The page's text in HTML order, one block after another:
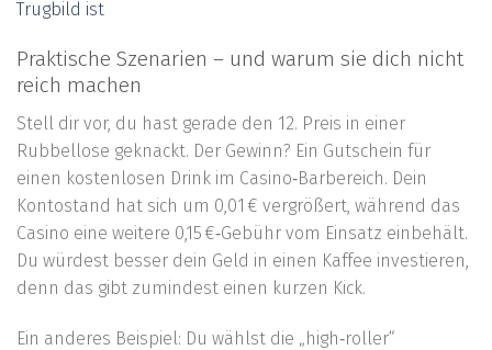
Trugbild ist
Praktische Szenarien – und warum sie dich nicht
reich machen
Stell dir vor, du hast gerade den 12. Preis in einer
Rubbellose geknackt. Der Gewinn? Ein Gutschein für
einen kostenlosen Drink im Casino‑Barbereich. Dein
Kontostand hat sich um 0,01 € vergrößert, während das
Casino eine weitere 0,15 €‑Gebühr vom Einsatz einbehält.
Du würdest besser dein Geld in einen Kaffee investieren,
denn das gibt zumindest einen kurzen Kick.
Ein anderes Beispiel: Du wählst die „high‑roller“